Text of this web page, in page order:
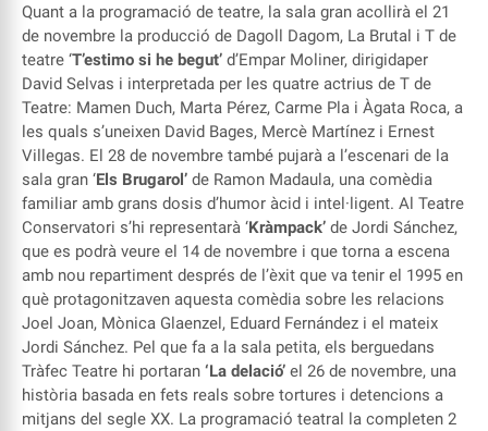
Quant a la programació de teatre, la sala gran acollirà el 21
de novembre la producció de Dagoll Dagom, La Brutal i T de
teatre ‘T’estimo si he begut’ d’Empar Moliner, dirigidaper
David Selvas i interpretada per les quatre actrius de T de
Teatre: Mamen Duch, Marta Pérez, Carme Pla i Àgata Roca, a
les quals s’uneixen David Bages, Mercè Martínez i Ernest
Villegas. El 28 de novembre també pujarà a l’escenari de la
sala gran ‘Els Brugarol’ de Ramon Madaula, una comèdia
familiar amb grans dosis d’humor àcid i intel·ligent. Al Teatre
Conservatori s’hi representarà ‘Kràmpack’ de Jordi Sánchez,
que es podrà veure el 14 de novembre i que torna a escena
amb nou repartiment després de l’èxit que va tenir el 1995 en
què protagonitzaven aquesta comèdia sobre les relacions
Joel Joan, Mònica Glaenzel, Eduard Fernández i el mateix
Jordi Sánchez. Pel que fa a la sala petita, els berguedans
Tràfec Teatre hi portaran ‘La delació’ el 26 de novembre, una
història basada en fets reals sobre tortures i detencions a
mitjans del segle XX. La programació teatral la completen 2